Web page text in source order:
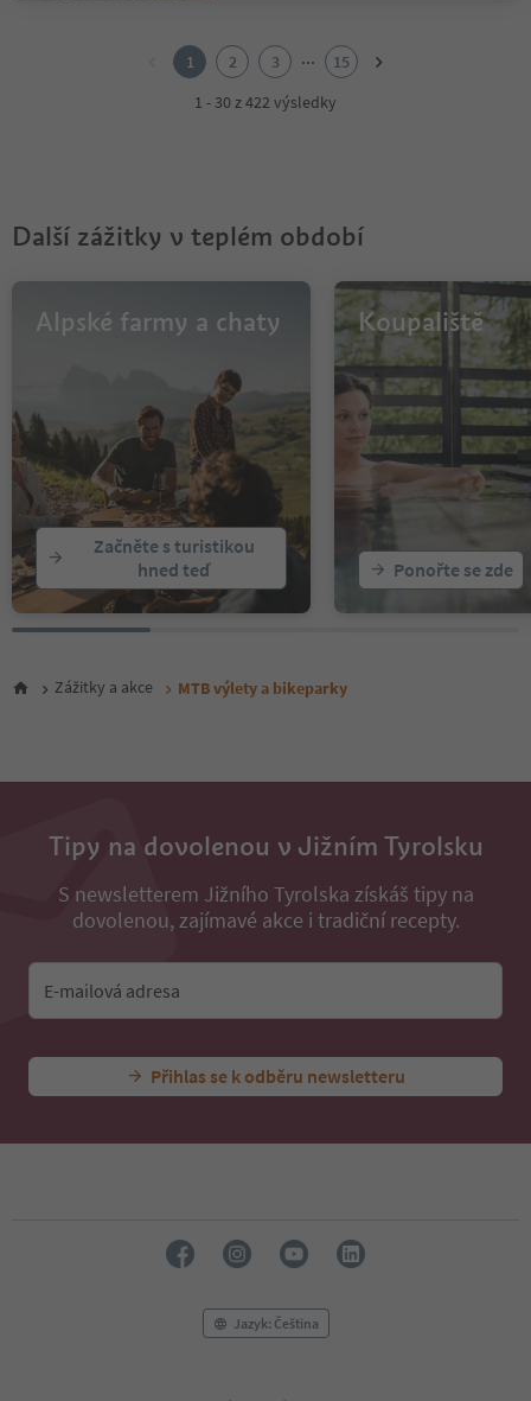
10
12
1 2 3 ...
15
1 - 30 z 422 výsledky
Další zážitky v teplém období
Alpské farmy a chaty
Začněte s turistikou
hned teď
Koupaliště
Ponořte se zde
Zážitky a akce MTB výlety a bikeparky
Tipy na dovolenou v Jižním Tyrolsku
S newsletterem Jižního Tyrolska získáš tipy na
dovolenou, zajímavé akce i tradiční recepty.
E-mailová adresa
Přihlas se k odběru newsletteru
Jazyk: Čeština